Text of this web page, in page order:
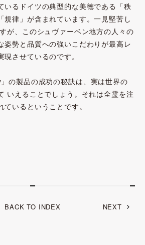
いるドイツの典型的な美徳である「秩
規律」が含まれています。一見堅苦し
が、このシュヴァーベン地方の人々の
姿勢と品質への強いこだわりが最高レ
させているのです。
の製品の成功の秘訣は、実は世界の
いえることでしょう。それは全霊を注
いるということです。
BACK TO INDEX NEXT